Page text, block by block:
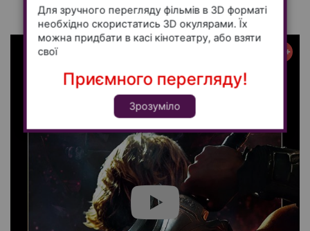
13:40
12+
Для зручного перегляду фільмів в 3D форматі
необхідно скористатись 3D окулярами. Їх
можна придбати в касі кінотеатру, або взяти
свої
Приємного перегляду!
Зрозуміло